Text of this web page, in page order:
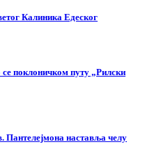
Калиника Едеског
поклоничком путу „Рилски
Пантелејмона наставља челу